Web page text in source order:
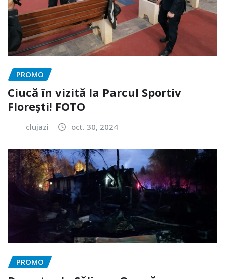
PROMO
Ciucă în vizită la Parcul Sportiv
Florești! FOTO
clujazi oct. 30, 2024
PROMO